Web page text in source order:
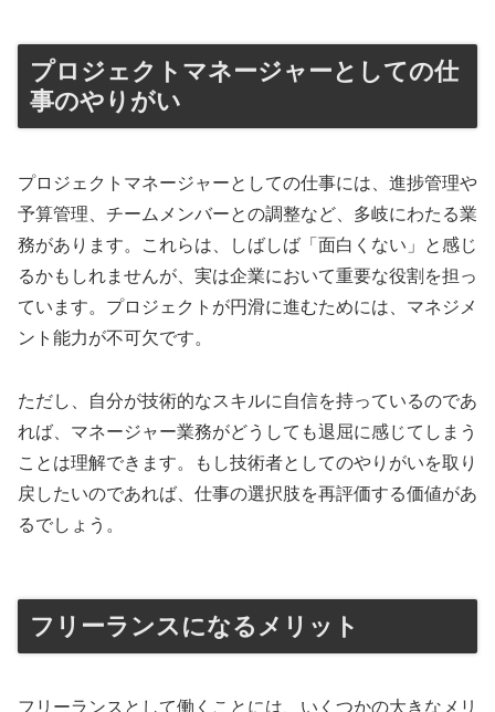
プロジェクトマネージャーとしての仕
事のやりがい
プロジェクトマネージャーとしての仕事には、進捗管理や
予算管理、チームメンバーとの調整など、多岐にわたる業
務があります。これらは、しばしば「面白くない」と感じ
るかもしれませんが、実は企業において重要な役割を担っ
ています。プロジェクトが円滑に進むためには、マネジメ
ント能力が不可欠です。
ただし、自分が技術的なスキルに自信を持っているのであ
れば、マネージャー業務がどうしても退屈に感じてしまう
ことは理解できます。もし技術者としてのやりがいを取り
戻したいのであれば、仕事の選択肢を再評価する価値があ
るでしょう。
フリーランスになるメリット
フリーランスとして働くことには、いくつかの大きなメリ